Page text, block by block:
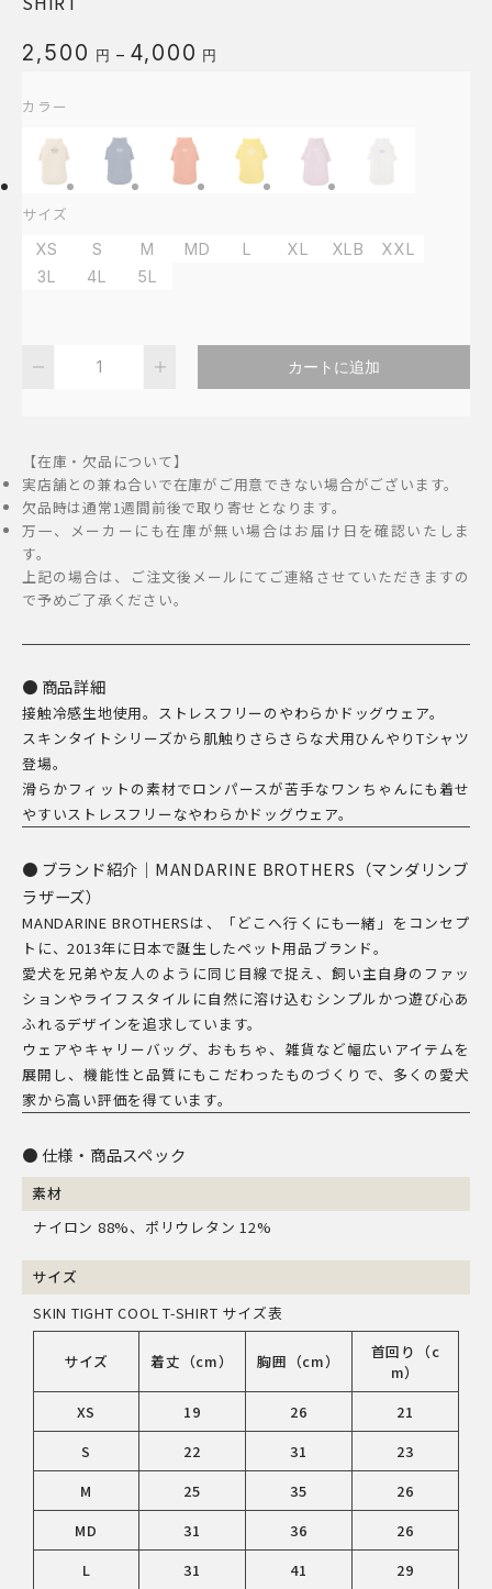
2,500
円 – 4,000 円
2,500
カラー
サイズ
XS S M MD L XL XLB
XXL
3L
4L 5L
MANDARINE
ン
タ
イ
ト
ク
T
シ
ャ
ツ
SKIN
TIGHT
COOL
T-
SHIRT
個
カートに追加
【在庫・欠品について】
実店舗との兼ね合いで在庫がご用意できない場合がございます。
欠品時は通常1週間前後で取り寄せとなります。
万一、メーカーにも在庫が無い場合はお届け日を確認いたしま
す。
上記の場合は、ご注文後メールにてご連絡させていただきますの
で予めご了承ください。
商品詳細
接触冷感生地使用。ストレスフリーのやわらかドッグウェア。
スキンタイトシリーズから肌触りさらさらな犬用ひんやりTシャツ
登場。
滑らかフィットの素材でロンパースが苦手なワンちゃんにも着せ
やすいストレスフリーなやわらかドッグウェア。
ブランド紹介｜MANDARINE BROTHERS（マンダリンブ
ラザーズ）
MANDARINE BROTHERSは、「どこへ行くにも一緒」をコンセプ
トに、2013年に日本で誕生したペット用品ブランド。
愛犬を兄弟や友人のように同じ目線で捉え、飼い主自身のファッ
ションやライフスタイルに自然に溶け込むシンプルかつ遊び心あ
ふれるデザインを追求しています。
ウェアやキャリーバッグ、おもちゃ、雑貨など幅広いアイテムを
展開し、機能性と品質にもこだわったものづくりで、多くの愛犬
家から高い評価を得ています。
仕様・商品スペック
素材
ナイロン 88%、ポリウレタン 12%
サイズ
SKIN TIGHT COOL T-SHIRT サイズ表
サイズ 着丈（cm） 胸囲（cm）
首回り（c
m）
XS
19 26
21
S
22 31
23
M
25 35
26
MD
31 36
26
L
31 41 29